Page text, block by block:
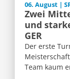
06. August |
Zwei
und
GER
Der erste
Team kaum